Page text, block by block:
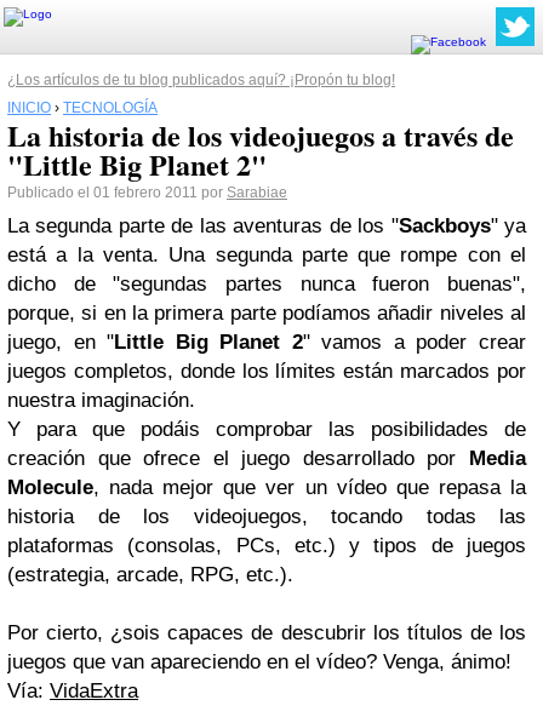
¿Los artículos de tu blog publicados aquí? ¡Propón tu blog!
INICIO › TECNOLOGÍA
La historia de los videojuegos a través de
"Little Big Planet 2"
Publicado el 01 febrero 2011 por Sarabiae
La segunda parte de las aventuras de los "Sackboys" ya
está a la venta. Una segunda parte que rompe con el
dicho de "segundas partes nunca fueron buenas",
porque, si en la primera parte podíamos añadir niveles al
juego, en "Little Big Planet 2" vamos a poder crear
juegos completos, donde los límites están marcados por
nuestra imaginación.
Y para que podáis comprobar las posibilidades de
creación que ofrece el juego desarrollado por Media
Molecule, nada mejor que ver un vídeo que repasa la
historia de los videojuegos, tocando todas las
plataformas (consolas, PCs, etc.) y tipos de juegos
(estrategia, arcade, RPG, etc.).
Por cierto, ¿sois capaces de descubrir los títulos de los
juegos que van apareciendo en el vídeo? Venga, ánimo!
Vía: VidaExtra